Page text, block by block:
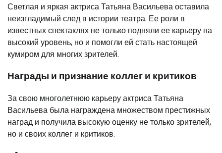
Светлая и яркая актриса Татьяна Васильева оставила
неизгладимый след в истории театра. Ее роли в
известных спектаклях не только подняли ее карьеру на
высокий уровень, но и помогли ей стать настоящей
кумиром для многих зрителей.
Награды и признание коллег и критиков
За свою многолетнюю карьеру актриса Татьяна
Васильева была награждена множеством престижных
наград и получила высокую оценку не только зрителей,
но и своих коллег и критиков.